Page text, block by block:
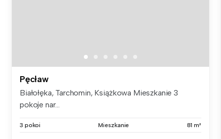
Pęcław
Białołęka, Tarchomin, Książkowa Mieszkanie 3
pokoje nar...
3 pokoi Mieszkanie 81 m²